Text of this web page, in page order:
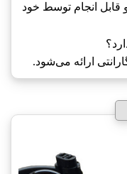
قابل انجام توسط خود
ارائه می‌شود.